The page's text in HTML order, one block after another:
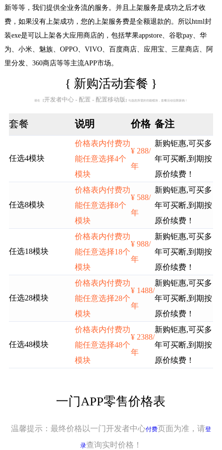
新等等，我们提供全业务流的服务。并且上架服务是成功之后才收
费，如果没有上架成功，您的上架服务费是全额退款的。所以html封
装exe是可以上架各大应用商店的，包括苹果appstore、谷歌pay、华
为、小米、魅族、OPPO、VIVO、百度商店、应用宝、三星商店、阿
里分发、360商店等等主流APP市场。
{ 新购活动套餐 }
请在 【开发者中心 - 配置 - 配置移动版 】勾选您所需的功能模块，套餐活动仅限新购！
套餐 说明 价格 备注
任选4模块
价格表内付费功
能任意选择4个
模块
¥ 288/
年
新购钜惠,可买多
年可买断,到期按
原价续费！
任选8模块
价格表内付费功
能任意选择8个
模块
¥ 588/
年
新购钜惠,可买多
年可买断,到期按
原价续费！
任选18模块
价格表内付费功
能任意选择18个
模块
¥ 988/
年
新购钜惠,可买多
年可买断,到期按
原价续费！
任选28模块
价格表内付费功
能任意选择28个
模块
¥ 1488/
年
新购钜惠,可买多
年可买断,到期按
原价续费！
任选48模块
价格表内付费功
能任意选择48个
模块
¥ 2388/
年
新购钜惠,可买多
年可买断,到期按
原价续费！
一门APP零售价格表
温馨提示：最终价格以一门开发者中心付费页面为准，请登
录查询实时价格！